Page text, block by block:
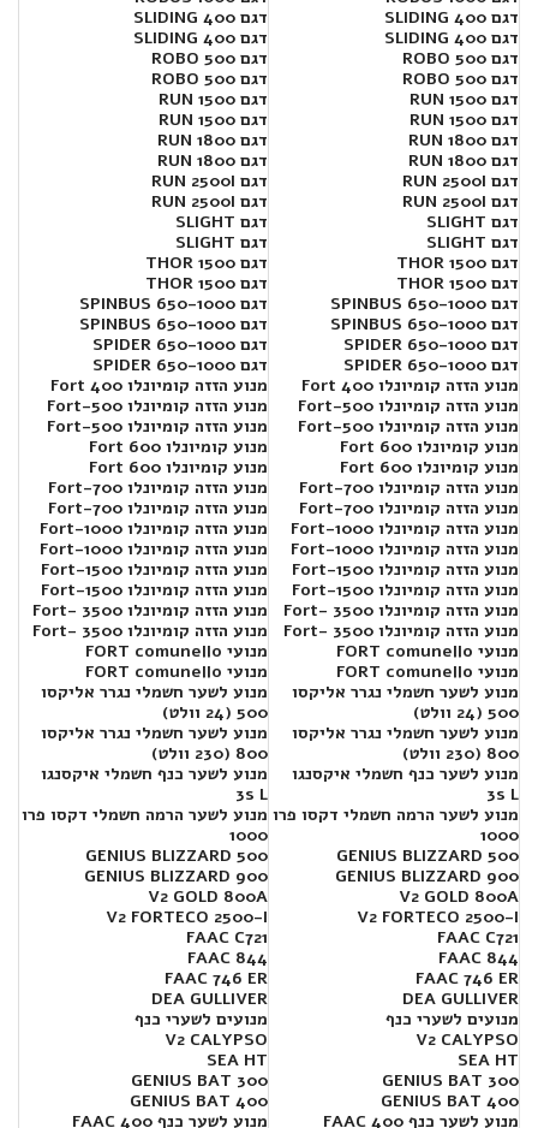
דגם SLIDING 400
דגם SLIDING 400
דגם ROBO 500
דגם ROBO 500
דגם RUN 1500
דגם RUN 1500
דגם RUN 1800
דגם RUN 1800
דגם RUN 2500I
דגם RUN 2500I
דגם SLIGHT
דגם SLIGHT
דגם THOR 1500
דגם THOR 1500
דגם SPINBUS 650-1000
דגם SPINBUS 650-1000
דגם SPIDER 650-1000
דגם SPIDER 650-1000
מנוע הזזה קומיונלו Fort 400
מנוע הזזה קומיונלו Fort-500
מנוע הזזה קומיונלו Fort-500
מנוע קומיונלו 600 Fort
מנוע קומיונלו 600 Fort
מנוע הזזה קומיונלו Fort-700
מנוע הזזה קומיונלו Fort-700
מנוע הזזה קומיונלו Fort-1000
מנוע הזזה קומיונלו Fort-1000
מנוע הזזה קומיונלו Fort-1500
מנוע הזזה קומיונלו Fort-1500
מנוע הזזה קומיונלו Fort- 3500
מנוע הזזה קומיונלו Fort- 3500
מנועי FORT comunello
מנועי FORT comunello
מנוע לשער חשמלי נגרר אליקסו
500 (24 וולט)
מנוע לשער חשמלי נגרר אליקסו
800 (230 וולט)
מנוע לשער כנף חשמלי איקסנגו
3s L
מנוע לשער הרמה חשמלי דקסו פרו
1000
GENIUS BLIZZARD 500
GENIUS BLIZZARD 900
V2 GOLD 800A
V2 FORTECO 2500-I
FAAC C721
FAAC 844
FAAC 746 ER
DEA GULLIVER
מנועים לשערי כנף
V2 CALYPSO
SEA HT
300 GENIUS BAT
400 GENIUS BAT
מנוע לשער כנף FAAC 400
דגם SLIDING 400
דגם SLIDING 400
דגם ROBO 500
דגם ROBO 500
דגם RUN 1500
דגם RUN 1500
דגם RUN 1800
דגם RUN 1800
דגם RUN 2500I
דגם RUN 2500I
דגם SLIGHT
דגם SLIGHT
דגם THOR 1500
דגם THOR 1500
דגם SPINBUS 650-1000
דגם SPINBUS 650-1000
דגם SPIDER 650-1000
דגם SPIDER 650-1000
מנוע הזזה קומיונלו Fort 400
מנוע הזזה קומיונלו Fort-500
מנוע הזזה קומיונלו Fort-500
מנוע קומיונלו 600 Fort
מנוע קומיונלו 600 Fort
מנוע הזזה קומיונלו Fort-700
מנוע הזזה קומיונלו Fort-700
מנוע הזזה קומיונלו Fort-1000
מנוע הזזה קומיונלו Fort-1000
מנוע הזזה קומיונלו Fort-1500
מנוע הזזה קומיונלו Fort-1500
מנוע הזזה קומיונלו Fort- 3500
מנוע הזזה קומיונלו Fort- 3500
מנועי FORT comunello
מנועי FORT comunello
מנוע לשער חשמלי נגרר אליקסו
500 (24 וולט)
מנוע לשער חשמלי נגרר אליקסו
800 (230 וולט)
מנוע לשער כנף חשמלי איקסנגו
3s L
מנוע לשער הרמה חשמלי דקסו פרו
1000
GENIUS BLIZZARD 500
GENIUS BLIZZARD 900
V2 GOLD 800A
V2 FORTECO 2500-I
FAAC C721
FAAC 844
FAAC 746 ER
DEA GULLIVER
מנועים לשערי כנף
V2 CALYPSO
SEA HT
300 GENIUS BAT
400 GENIUS BAT
מנוע לשער כנף FAAC 400